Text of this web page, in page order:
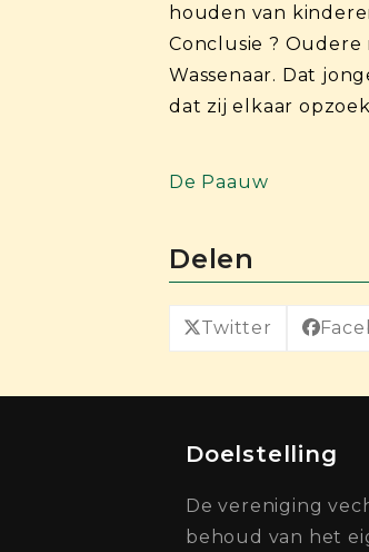
houden van
Conclusie ?
Wassenaar. Dat
dat zij elkaar
De Paauw
Delen
Twitter
Doelstelling
De vereniging
behoud van het